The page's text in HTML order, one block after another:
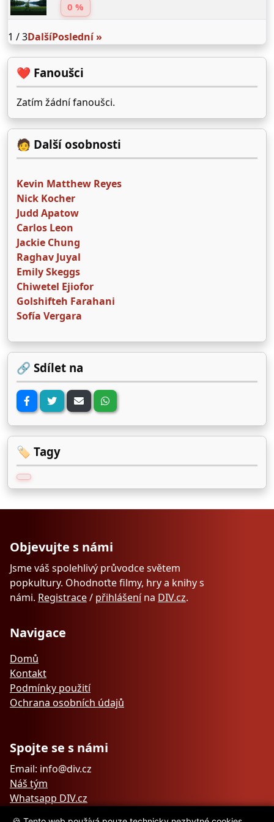
0 %
1 / 3DalšíPoslední »
❤️ Fanoušci
Zatím žádní fanoušci.
🧑 Další osobnosti
Kevin Matthew Reyes
Nick Kocher
Judd Apatow
Carlos Leon
Jackie Chung
Raghav Juyal
Emily Skeggs
Chiwetel Ejiofor
Golshifteh Farahani
Sofía Vergara
🔗 Sdílet na
🏷️ Tagy
Objevujte s námi
Jsme váš spolehlivý průvodce světem
popkultury. Ohodnoťte filmy, hry a knihy s
námi. Registrace/ přihlášenína DIV.cz.
Navigace
Domů
Kontakt
Podmínky použití
Ochrana osobních údajů
Spojte se s námi
Email: info@div.cz
Náš tým
Whatsapp DIV.cz